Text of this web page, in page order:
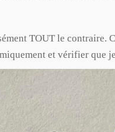
TOUT le contraire.
et vérifier que